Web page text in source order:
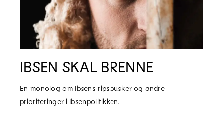
IBSEN SKAL BRENNE
En monolog om Ibsens ripsbusker og andre
prioriteringer i Ibsenpolitikken.